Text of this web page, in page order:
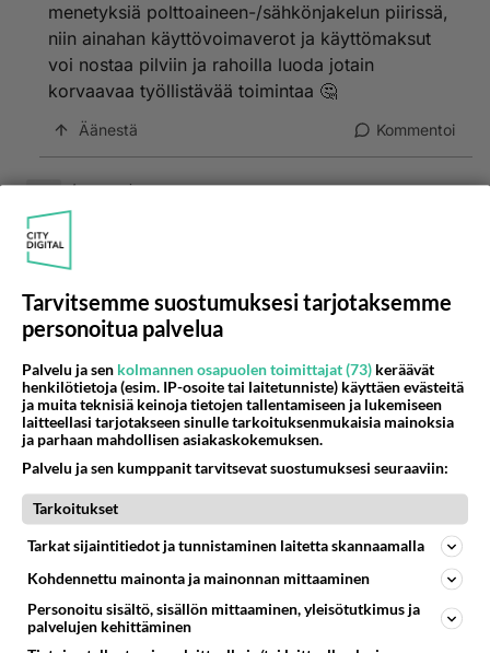
menetyksiä polttoaineen-/sähkönjakelun piirissä,
niin ainahan käyttövoimaverot ja käyttömaksut
voi nostaa pilviin ja rahoilla luoda jotain
korvaavaa työllistävää toimintaa 🤔
Äänestä Kommentoi
Anonyymi
2024-04-25 09:03:33
😋😋😋😋😋😋😋😋😋😋
😋 K­u­u­­m­a­t­­­ ­­t­y­­t­ö­t­­­ ­­­o­­­d­­o­­­t­­t­­a­­v­­­­a­t­­­ ­­­s­i­­n­u­­­a­ ->https://us4.fun/
kissgirl?18291322
🔞💋❤️💋❤️💋🔞💋❤️💋❤️💋🔞
Äänestä Kommentoi
Kommentoi aloitusta...
Ketjusta on poistettu1sääntöjenvastaista viestiä.
Takaisin ylös
Tarvitsemme suostumuksesi tarjotaksemme
personoitua palvelua
Palvelu ja sen kolmannen osapuolen toimittajat (73) keräävät
henkilötietoja (esim. IP-osoite tai laitetunniste) käyttäen evästeitä
ja muita teknisiä keinoja tietojen tallentamiseen ja lukemiseen
laitteellasi tarjotakseen sinulle tarkoituksenmukaisia mainoksia
ja parhaan mahdollisen asiakaskokemuksen.
Palvelu ja sen kumppanit tarvitsevat suostumuksesi seuraaviin:
Tarkoitukset
Tarkat sijaintitiedot ja tunnistaminen laitetta skannaamalla
Kohdennettu mainonta ja mainonnan mittaaminen
Personoitu sisältö, sisällön mittaaminen, yleisötutkimus ja
palvelujen kehittäminen